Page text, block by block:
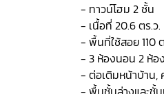
- ทาวน์โฮม 2 ชั้น
- เนื้อที่ 20.6 ตร.ว.
- พื้นที่ใช้สอย 110
- 3 ห้องนอน 2 ห้อ
- ต่อเติมหน้าบ้าน,